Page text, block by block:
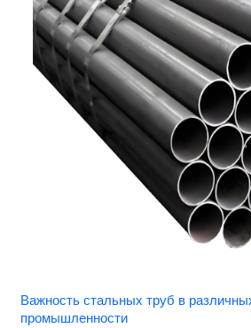
Важность стальных труб в
промышленности